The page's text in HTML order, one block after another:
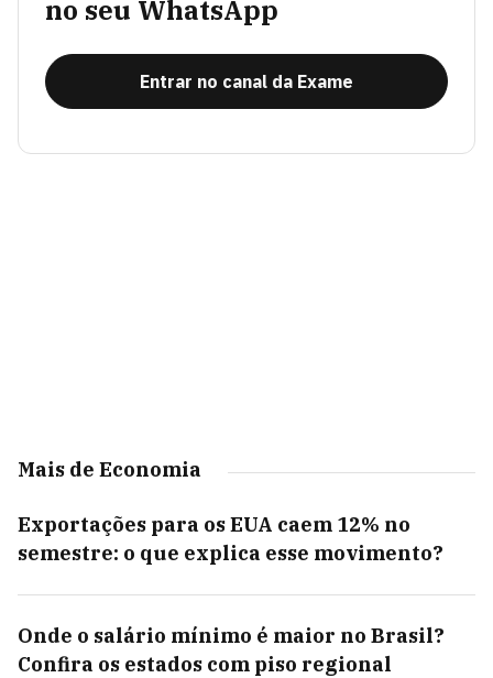
no seu WhatsApp
Entrar no canal da Exame
Mais de Economia
Exportações para os EUA caem 12% no
semestre: o que explica esse movimento?
Onde o salário mínimo é maior no Brasil?
Confira os estados com piso regional